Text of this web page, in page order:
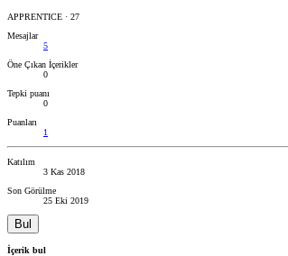
APPRENTICE · 27
Mesajlar
5
Öne Çıkan İçerikler
0
Tepki puanı
0
Puanları
1
Katılım
3 Kas 2018
Son Görülme
25 Eki 2019
Bul
İçerik bul